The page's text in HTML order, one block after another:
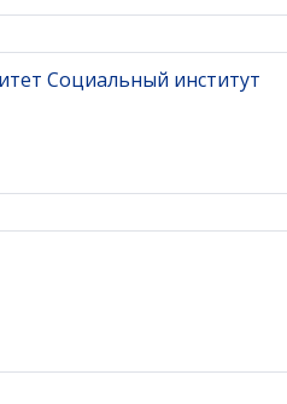
Социальный институт